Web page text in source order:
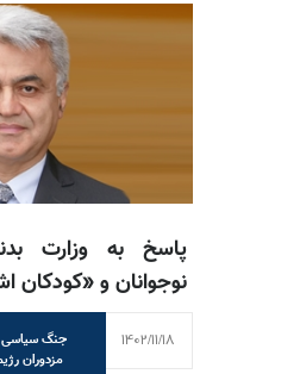
پاسخ به وزارت
نوجوانان و «کودکان
جنگ سیاسی
مزدوران
1402/11/18